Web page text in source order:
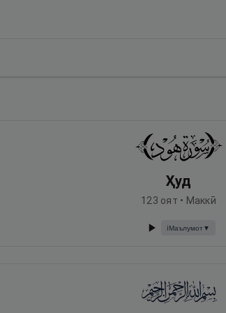
Ҳуд
123 оят • Маккӣ
ℹ️Маълумот▼